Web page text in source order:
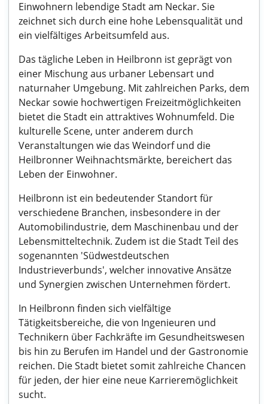
Einwohnern lebendige Stadt am Neckar. Sie
zeichnet sich durch eine hohe Lebensqualität und
ein vielfältiges Arbeitsumfeld aus.
Das tägliche Leben in Heilbronn ist geprägt von
einer Mischung aus urbaner Lebensart und
naturnaher Umgebung. Mit zahlreichen Parks, dem
Neckar sowie hochwertigen Freizeitmöglichkeiten
bietet die Stadt ein attraktives Wohnumfeld. Die
kulturelle Scene, unter anderem durch
Veranstaltungen wie das Weindorf und die
Heilbronner Weihnachtsmärkte, bereichert das
Leben der Einwohner.
Heilbronn ist ein bedeutender Standort für
verschiedene Branchen, insbesondere in der
Automobilindustrie, dem Maschinenbau und der
Lebensmitteltechnik. Zudem ist die Stadt Teil des
sogenannten 'Südwestdeutschen
Industrieverbunds', welcher innovative Ansätze
und Synergien zwischen Unternehmen fördert.
In Heilbronn finden sich vielfältige
Tätigkeitsbereiche, die von Ingenieuren und
Technikern über Fachkräfte im Gesundheitswesen
bis hin zu Berufen im Handel und der Gastronomie
reichen. Die Stadt bietet somit zahlreiche Chancen
für jeden, der hier eine neue Karrieremöglichkeit
sucht.